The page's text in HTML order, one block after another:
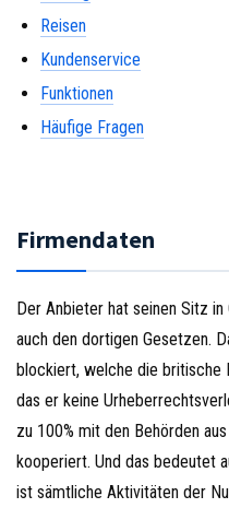
Reisen
Kundenservice
Funktionen
Häufige Fragen
Firmendaten
Der Anbieter hat seinen Sitz
auch den dortigen Gesetzen.
blockiert, welche die britische
das er keine
zu 100% mit den Behörden
kooperiert. Und das bedeutet
ist sämtliche Aktivitäten der